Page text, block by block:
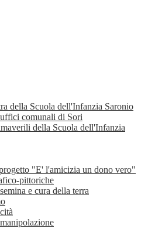
della Scuola dell'Infanzia Saronio
comunali di Sori
della Scuola dell'Infanzia
"E' l'amicizia un dono vero"
pittoriche
e cura della terra